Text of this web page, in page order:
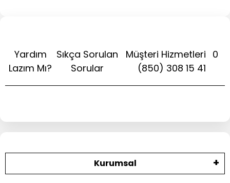
Yardım
Lazım Mı?
Sıkça Sorulan
Sorular
Müşteri Hizmetleri 0
(850) 308 15 41
Kurumsal